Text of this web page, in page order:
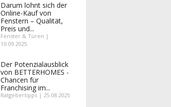
Darum lohnt sich der
Online-Kauf von
Fenstern – Qualität,
Preis und...
Fenster & Türen |
10.09.2025
Der Potenzialausblick
von BETTERHOMES -
Chancen für
Franchising im...
Ratgebertipps | 25.08.2025